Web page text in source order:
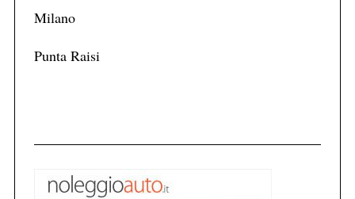
Milano
Punta Raisi